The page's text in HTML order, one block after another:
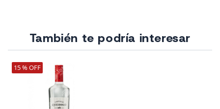
También te podría interesar
15 % OFF